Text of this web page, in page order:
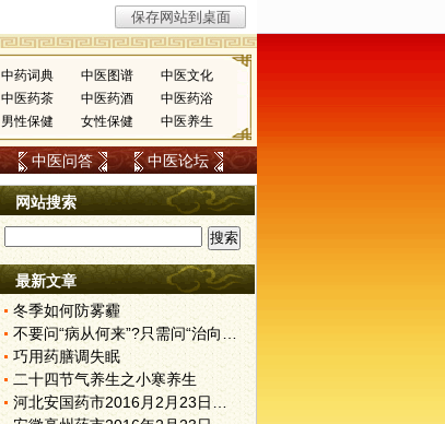
中药词典 中医图谱
中医文化
中医药茶 中医药酒
中医药浴
男性保健 女性保健 中医养生
中医问答 中医论坛
网站搜索
最新文章
冬季如何防雾霾
不要问“病从何来”?只需问“治向何去”?
巧用药膳调失眠
二十四节气养生之小寒养生
河北安国药市2016月2月23日快讯